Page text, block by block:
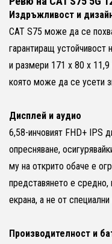
Издръжливост и
CAT S75 може да се
гарантиращ устойчивост
и размери 171 x 80 x 11,9
която може да се усети
Дисплей и аудио
6,58-инчовият FHD+ IPS
опресняване,
му на открито обаче е
представянето е средно,
екрана, а не от
Производителност и